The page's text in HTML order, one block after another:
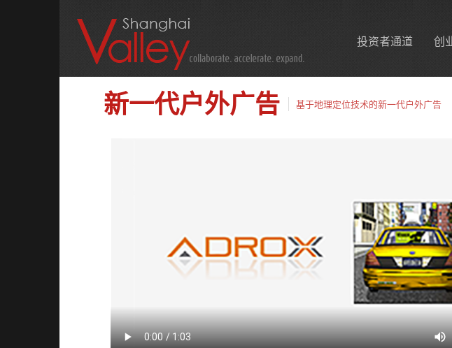
投资者通道 创
新一代户外广告 基于地理定位技术的新一代户外广告